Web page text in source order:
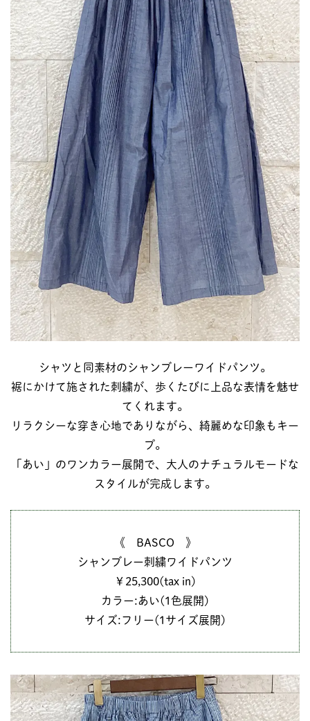
シャツと同素材のシャンブレーワイドパンツ。
裾にかけて施された刺繍が、歩くたびに上品な表情を魅せ
てくれます。
リラクシーな穿き心地でありながら、綺麗めな印象もキー
プ。
「あい」のワンカラー展開で、大人のナチュラルモードな
スタイルが完成します。
《 BASCO 》
シャンブレー刺繍ワイドパンツ
￥25,300(tax in)
カラー:あい(1色展開)
サイズ:フリー(1サイズ展開)